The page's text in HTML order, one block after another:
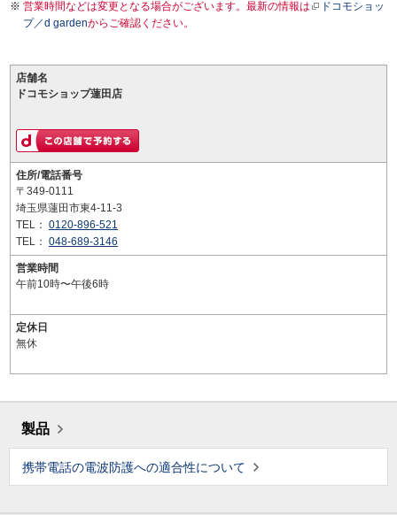
営業時間などは変更となる場合がございます。最新の情報は
ドコモショッ
プ／d gardenからご確認ください。
店舗名
ドコモショップ蓮田店
住所/電話番号
〒349-0111
埼玉県蓮田市東4-11-3
TEL： 0120-896-521
TEL： 048-689-3146
営業時間
午前10時〜午後6時
定休日
無休
製品
携帯電話の電波防護への適合性について